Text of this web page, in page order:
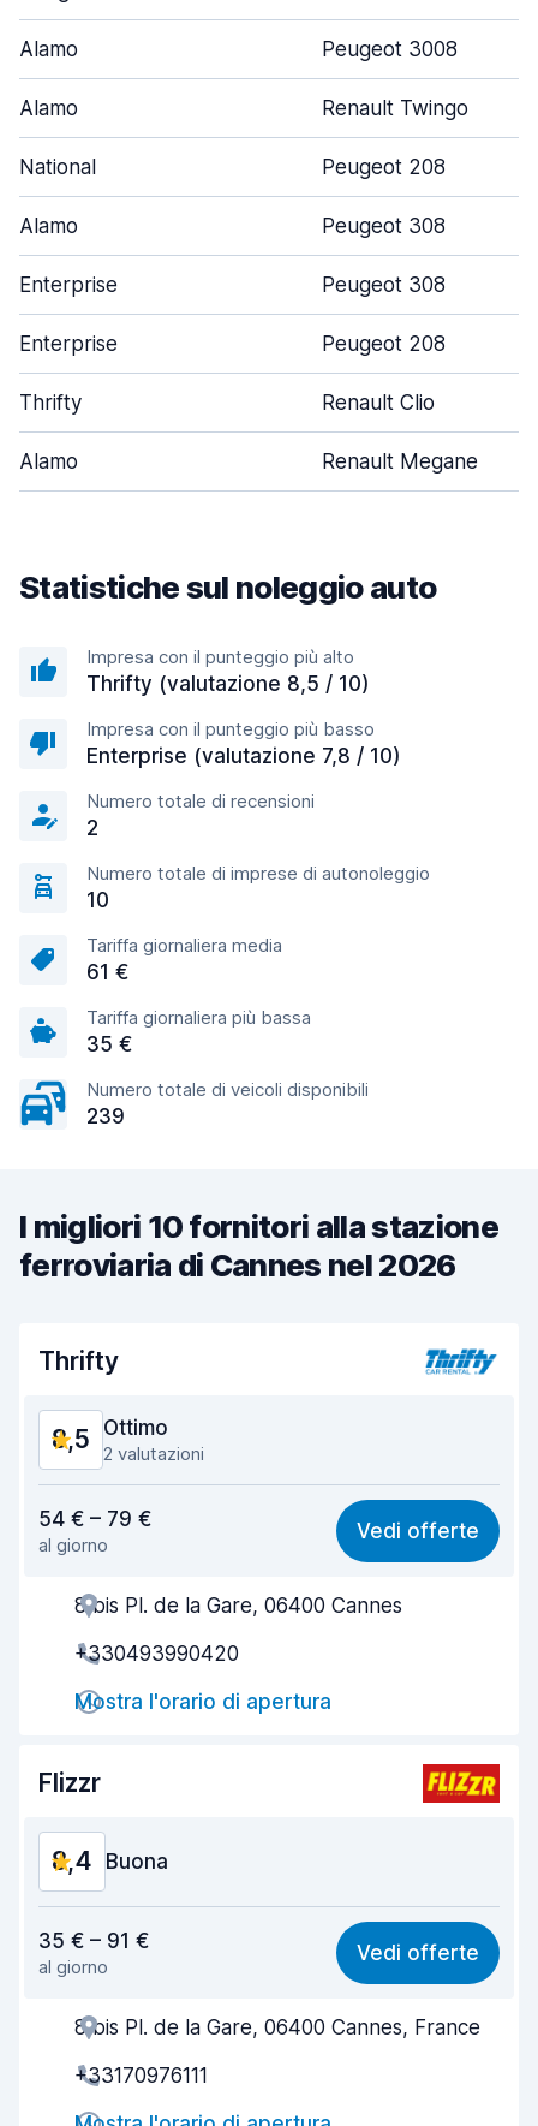
Alamo Peugeot 3008
Alamo Renault Twingo
National Peugeot 208
Alamo Peugeot 308
Enterprise Peugeot 308
Enterprise Peugeot 208
Thrifty Renault Clio
Alamo Renault Megane
Statistiche sul noleggio auto
Impresa con il punteggio più alto
Thrifty (valutazione 8,5 / 10)
Impresa con il punteggio più basso
Enterprise (valutazione 7,8 / 10)
Numero totale di recensioni
2
Numero totale di imprese di autonoleggio
10
Tariffa giornaliera media
61 €
Tariffa giornaliera più bassa
35 €
Numero totale di veicoli disponibili
239
I migliori 10 fornitori alla stazione
ferroviaria di Cannes nel 2026
Thrifty
8,5 Ottimo
2 valutazioni
8,2
Facile da trovare 8,2
Gentilezza degli agenti
Rapidità del ritiro
Rapidità della riconsegna
9,0
54 € – 79 €
al giorno
Vedi offerte
8 bis Pl. de la Gare, 06400 Cannes
+330493990420
Mostra l'orario di apertura
Flizzr
8,4 Buona
7,8
Facile da trovare 8,2
Gentilezza degli agenti 8,6
Rapidità del ritiro
35 € – 91 €
al giorno
Vedi offerte
8 bis Pl. de la Gare, 06400 Cannes, France
+33170976111